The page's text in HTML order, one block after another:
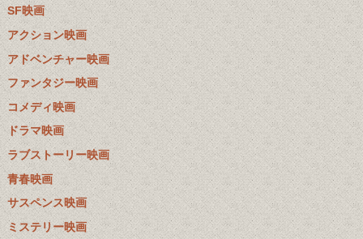
SF映画
アクション映画
アドベンチャー映画
ファンタジー映画
コメディ映画
ドラマ映画
ラブストーリー映画
青春映画
サスペンス映画
ミステリー映画